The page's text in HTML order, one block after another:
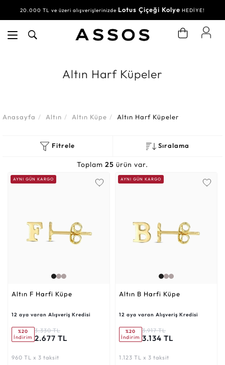
20.000 TL ve üzeri alışverişlerinizde Lotus Çiçeği Kolye HEDİYE!
Altın Harf Küpeler
Anasayfa Altın Altın Küpe Altın Harf Küpeler
Fitrele Sıralama
Toplam 25 ürün var.
AYNI GÜN KARGO
Altın F Harfi Küpe
12 aya varan Alışveriş Kredisi
%20
İndirim
3.330 TL
2.677 TL
960 TL x 3 taksit
AYNI GÜN KARGO
Altın B Harfi Küpe
12 aya varan Alışveriş Kredisi
%20
İndirim
3.917 TL
3.134 TL
1.123 TL x 3 taksit